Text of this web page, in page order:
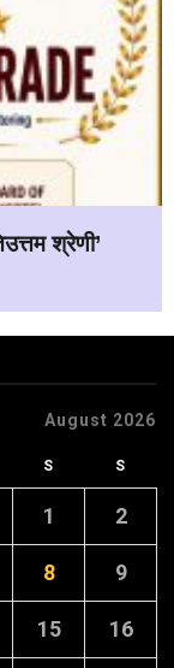
श्रेणी’
August 2026
S S
1 2
8 9
15 16